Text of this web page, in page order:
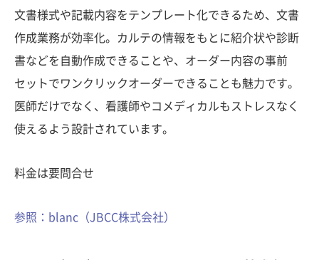
文書様式や記載内容をテンプレート化できるため、文書
作成業務が効率化。カルテの情報をもとに紹介状や診断
書などを自動作成できることや、オーダー内容の事前
セットでワンクリックオーダーできることも魅力です。
医師だけでなく、看護師やコメディカルもストレスなく
使えるよう設計されています。
料金は要問合せ
参照：blanc（JBCC株式会社）